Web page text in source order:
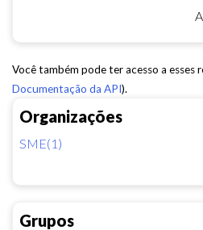
Organizações
SME(1)
Grupos
Você também pode ter acesso a esses
Documentação da API).